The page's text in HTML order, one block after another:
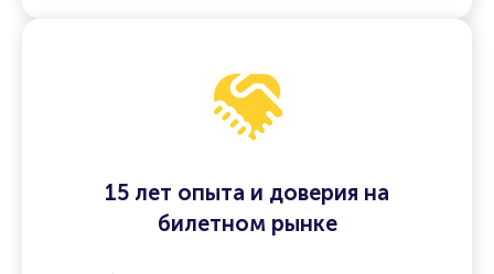
15 лет опыта и доверия на
билетном рынке